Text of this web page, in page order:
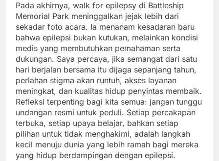
Pada akhirnya, walk for epilepsy di Battleship
Memorial Park meninggalkan jejak lebih dari
sekadar foto acara. Ia menanam kesadaran baru
bahwa epilepsi bukan kutukan, melainkan kondisi
medis yang membutuhkan pemahaman serta
dukungan. Saya percaya, jika semangat dari satu
hari berjalan bersama itu dijaga sepanjang tahun,
perlahan stigma akan runtuh, akses layanan
meningkat, dan kualitas hidup penyintas membaik.
Refleksi terpenting bagi kita semua: jangan tunggu
undangan resmi untuk peduli. Setiap percakapan
terbuka, setiap upaya belajar, bahkan setiap
pilihan untuk tidak menghakimi, adalah langkah
kecil menuju dunia yang lebih ramah bagi mereka
yang hidup berdampingan dengan epilepsi.